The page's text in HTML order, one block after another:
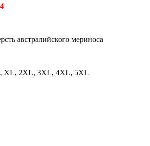
австралийского мериноса
XL, 2XL, 3XL, 4XL, 5XL